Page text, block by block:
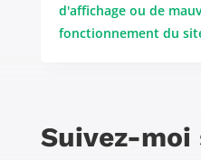
d'affichage ou de
fonctionnement du
Suivez-moi